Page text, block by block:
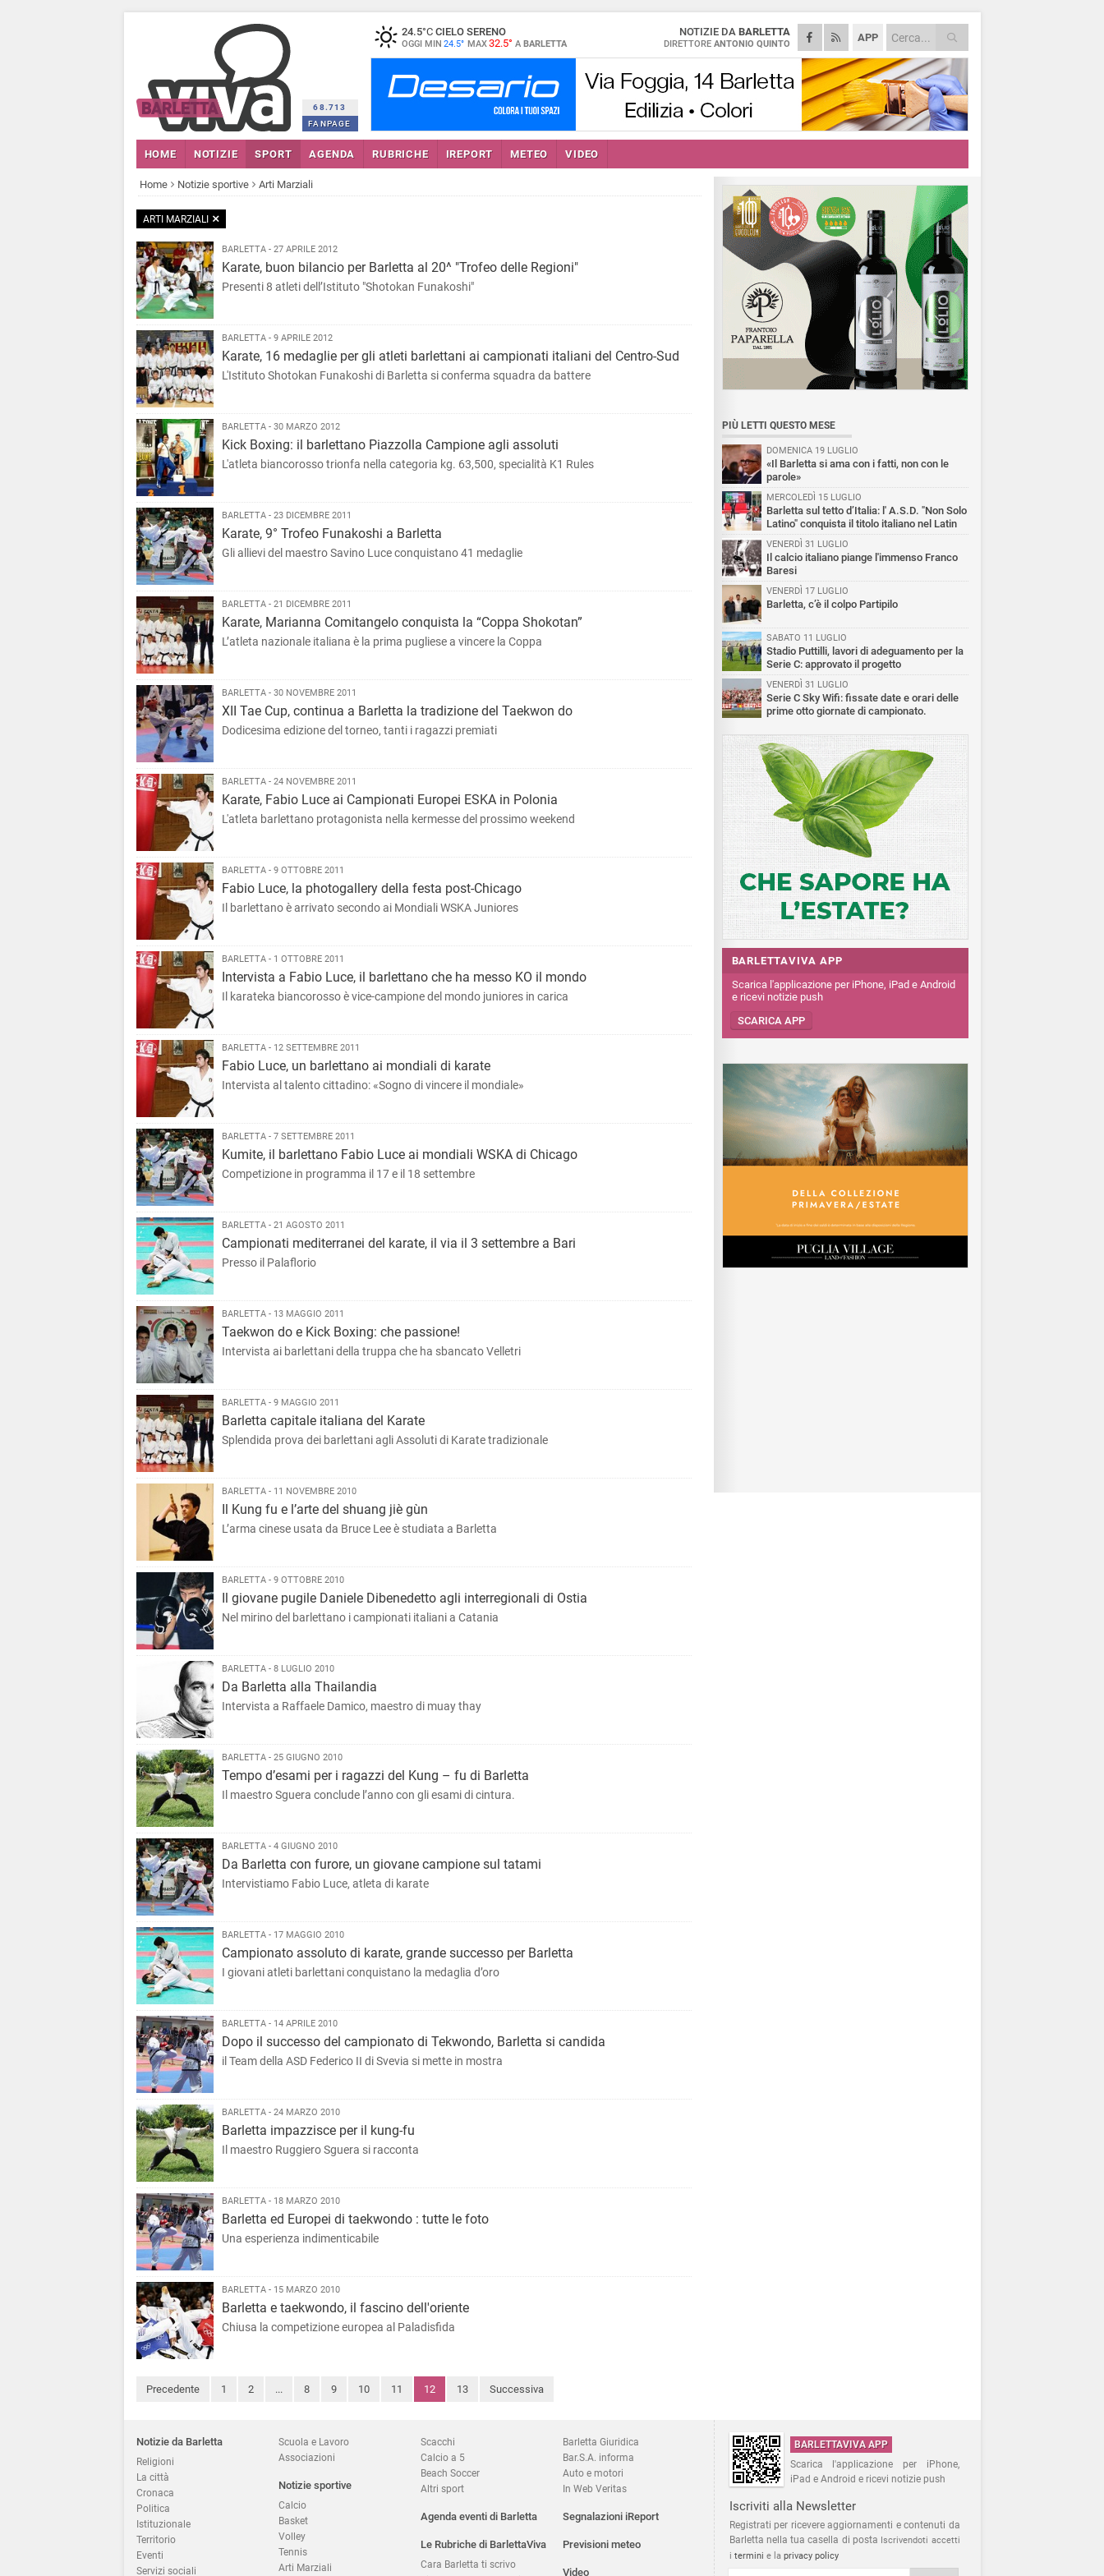
68.713
FANPAGE
24.5°CCIELO SERENO
OGGI MIN 24.5° MAX32.5° A BARLETTA
APP
NOTIZIE DA BARLETTA
DIRETTORE ANTONIO QUINTO
HOME NOTIZIE SPORT AGENDA RUBRICHE IREPORT METEO VIDEO
Home Notizie sportive Arti Marziali
ARTI MARZIALI
BARLETTA - 27 APRILE 2012
Karate, buon bilancio per Barletta al 20^ "Trofeo delle Regioni"
Presenti 8 atleti dell’Istituto "Shotokan Funakoshi"
BARLETTA - 9 APRILE 2012
Karate, 16 medaglie per gli atleti barlettani ai campionati italiani del Centro-Sud
L'Istituto Shotokan Funakoshi di Barletta si conferma squadra da battere
BARLETTA - 30 MARZO 2012
Kick Boxing: il barlettano Piazzolla Campione agli assoluti
L'atleta biancorosso trionfa nella categoria kg. 63,500, specialità K1 Rules
BARLETTA - 23 DICEMBRE 2011
Karate, 9° Trofeo Funakoshi a Barletta
Gli allievi del maestro Savino Luce conquistano 41 medaglie
BARLETTA - 21 DICEMBRE 2011
Karate, Marianna Comitangelo conquista la “Coppa Shokotan”
L’atleta nazionale italiana è la prima pugliese a vincere la Coppa
BARLETTA - 30 NOVEMBRE 2011
XII Tae Cup, continua a Barletta la tradizione del Taekwon do
Dodicesima edizione del torneo, tanti i ragazzi premiati
BARLETTA - 24 NOVEMBRE 2011
Karate, Fabio Luce ai Campionati Europei ESKA in Polonia
L'atleta barlettano protagonista nella kermesse del prossimo weekend
BARLETTA - 9 OTTOBRE 2011
Fabio Luce, la photogallery della festa post-Chicago
Il barlettano è arrivato secondo ai Mondiali WSKA Juniores
BARLETTA - 1 OTTOBRE 2011
Intervista a Fabio Luce, il barlettano che ha messo KO il mondo
Il karateka biancorosso è vice-campione del mondo juniores in carica
BARLETTA - 12 SETTEMBRE 2011
Fabio Luce, un barlettano ai mondiali di karate
Intervista al talento cittadino: «Sogno di vincere il mondiale»
BARLETTA - 7 SETTEMBRE 2011
Kumite, il barlettano Fabio Luce ai mondiali WSKA di Chicago
Competizione in programma il 17 e il 18 settembre
BARLETTA - 21 AGOSTO 2011
Campionati mediterranei del karate, il via il 3 settembre a Bari
Presso il Palaflorio
BARLETTA - 13 MAGGIO 2011
Taekwon do e Kick Boxing: che passione!
Intervista ai barlettani della truppa che ha sbancato Velletri
BARLETTA - 9 MAGGIO 2011
Barletta capitale italiana del Karate
Splendida prova dei barlettani agli Assoluti di Karate tradizionale
BARLETTA - 11 NOVEMBRE 2010
Il Kung fu e l’arte del shuang jiè gùn
L’arma cinese usata da Bruce Lee è studiata a Barletta
BARLETTA - 9 OTTOBRE 2010
Il giovane pugile Daniele Dibenedetto agli interregionali di Ostia
Nel mirino del barlettano i campionati italiani a Catania
BARLETTA - 8 LUGLIO 2010
Da Barletta alla Thailandia
Intervista a Raffaele Damico, maestro di muay thay
BARLETTA - 25 GIUGNO 2010
Tempo d’esami per i ragazzi del Kung – fu di Barletta
Il maestro Sguera conclude l’anno con gli esami di cintura.
BARLETTA - 4 GIUGNO 2010
Da Barletta con furore, un giovane campione sul tatami
Intervistiamo Fabio Luce, atleta di karate
BARLETTA - 17 MAGGIO 2010
Campionato assoluto di karate, grande successo per Barletta
I giovani atleti barlettani conquistano la medaglia d’oro
BARLETTA - 14 APRILE 2010
Dopo il successo del campionato di Tekwondo, Barletta si candida
il Team della ASD Federico II di Svevia si mette in mostra
BARLETTA - 24 MARZO 2010
Barletta impazzisce per il kung-fu
Il maestro Ruggiero Sguera si racconta
BARLETTA - 18 MARZO 2010
Barletta ed Europei di taekwondo : tutte le foto
Una esperienza indimenticabile
BARLETTA - 15 MARZO 2010
Barletta e taekwondo, il fascino dell'oriente
Chiusa la competizione europea al Paladisfida
Precedente 1 2 ... 8 9 10 11 12 13 Successiva
PIÙ LETTI QUESTO MESE
DOMENICA 19 LUGLIO
«Il Barletta si ama con i fatti, non con le
parole»
MERCOLEDÌ 15 LUGLIO
Barletta sul tetto d’Italia: l' A.S.D. "Non Solo
Latino" conquista il titolo italiano nel Latin
Coreografico
VENERDÌ 31 LUGLIO
Il calcio italiano piange l'immenso Franco
Baresi
VENERDÌ 17 LUGLIO
Barletta, c’è il colpo Partipilo
SABATO 11 LUGLIO
Stadio Puttilli, lavori di adeguamento per la
Serie C: approvato il progetto
VENERDÌ 31 LUGLIO
Serie C Sky Wifi: fissate date e orari delle
prime otto giornate di campionato.
BARLETTAVIVA APP
Scarica l'applicazione per iPhone, iPad e Android
e ricevi notizie push
SCARICA APP
Notizie da Barletta
Religioni
La città
Cronaca
Politica
Istituzionale
Territorio
Eventi
Servizi sociali
Scuola e Lavoro
Associazioni
Notizie sportive
Calcio
Basket
Volley
Tennis
Arti Marziali
Scacchi
Calcio a 5
Beach Soccer
Altri sport
Agenda eventi di Barletta
Le Rubriche di BarlettaViva
Cara Barletta ti scrivo
Barletta Giuridica
Bar.S.A. informa
Auto e motori
In Web Veritas
Segnalazioni iReport
Previsioni meteo
Video
BARLETTAVIVA APP
Scarica l'applicazione per iPhone,
iPad e Android e ricevi notizie push
Iscriviti alla Newsletter
Registrati per ricevere aggiornamenti e contenuti da
Barletta nella tua casella di posta Iscrivendoti accetti
i termini e la privacy policy